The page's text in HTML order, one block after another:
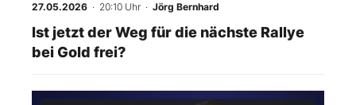
27.05.2026 · 20:10 Uhr · Jörg Bernhard
Ist jetzt der Weg für die nächste Rallye
bei Gold frei?